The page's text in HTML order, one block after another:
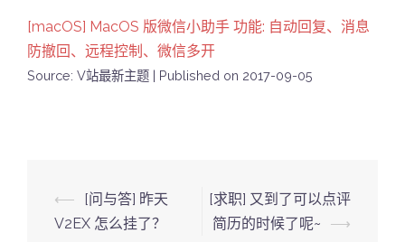
[macOS] MacOS 版微信小助手 功能: 自动回复、消息
防撤回、远程控制、微信多开
Source: V站最新主题 Published on 2017-09-05
Post
navigation
⟵
[问与答] 昨天
V2EX 怎么挂了？
[求职] 又到了可以点评
简历的时候了呢~
⟶